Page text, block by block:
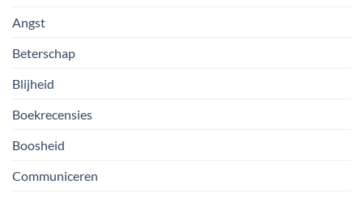
Angst
Beterschap
Blijheid
Boekrecensies
Boosheid
Communiceren